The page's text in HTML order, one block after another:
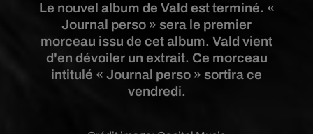
Le nouvel album de Vald est terminé. «
Journal perso » sera le premier
morceau issu de cet album. Vald vient
d'en dévoiler un extrait. Ce morceau
intitulé « Journal perso » sortira ce
vendredi.